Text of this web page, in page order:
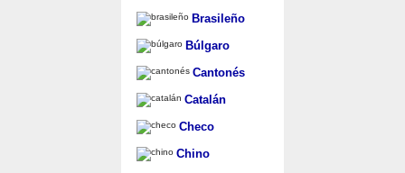
Brasileño
Búlgaro
Cantonés
Catalán
Checo
Chino